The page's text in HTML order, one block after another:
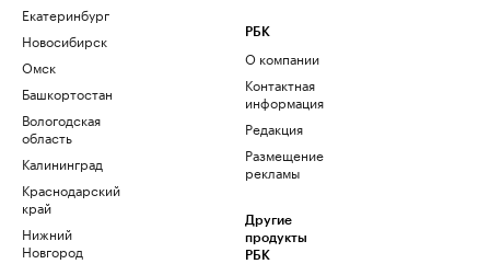
Екатеринбург
Новосибирск
Омск
Башкортостан
Вологодская
область
Калининград
Краснодарский
край
Нижний
Новгород
РБК
О компании
Контактная
информация
Редакция
Размещение
рекламы
Другие
продукты
РБК